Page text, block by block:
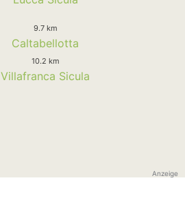
9.7 km
Caltabellotta
10.2 km
Villafranca Sicula
Anzeige